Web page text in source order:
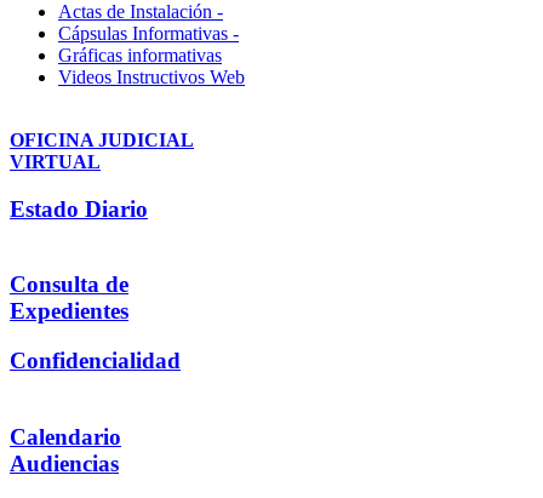
Actas de Instalación -
Cápsulas Informativas -
Gráficas informativas
Videos Instructivos Web
OFICINA JUDICIAL
VIRTUAL
Estado Diario
Consulta de
Expedientes
Confidencialidad
Calendario
Audiencias